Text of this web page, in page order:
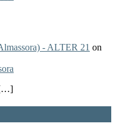
- ALTER 21 on
[…]